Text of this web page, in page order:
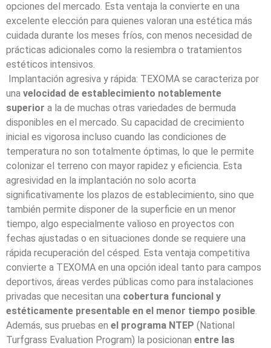
opciones del mercado. Esta ventaja la convierte en una
excelente elección para quienes valoran una estética más
cuidada durante los meses fríos, con menos necesidad de
prácticas adicionales como la resiembra o tratamientos
estéticos intensivos.
Implantación agresiva y rápida: TEXOMA se caracteriza por
una velocidad de establecimiento notablemente
superior a la de muchas otras variedades de bermuda
disponibles en el mercado. Su capacidad de crecimiento
inicial es vigorosa incluso cuando las condiciones de
temperatura no son totalmente óptimas, lo que le permite
colonizar el terreno con mayor rapidez y eficiencia. Esta
agresividad en la implantación no solo acorta
significativamente los plazos de establecimiento, sino que
también permite disponer de la superficie en un menor
tiempo, algo especialmente valioso en proyectos con
fechas ajustadas o en situaciones donde se requiere una
rápida recuperación del césped. Esta ventaja competitiva
convierte a TEXOMA en una opción ideal tanto para campos
deportivos, áreas verdes públicas como para instalaciones
privadas que necesitan una cobertura funcional y
estéticamente presentable en el menor tiempo posible.
Además, sus pruebas en el programa NTEP (National
Turfgrass Evaluation Program) la posicionan entre las